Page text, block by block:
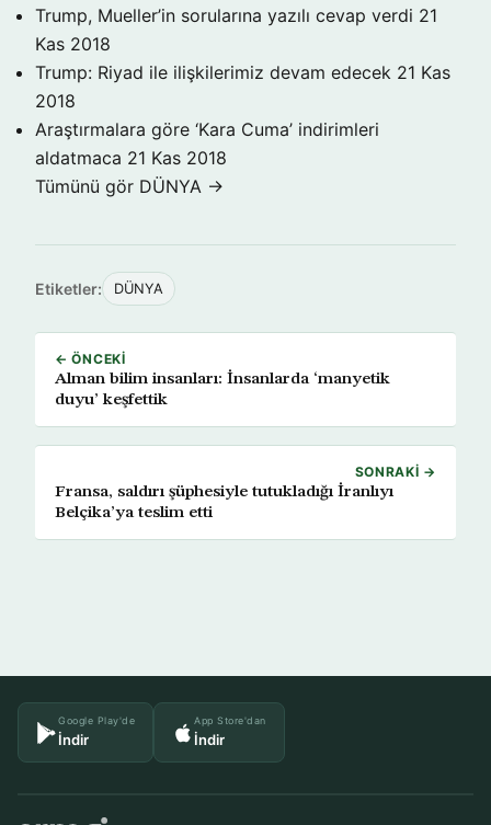
Trump, Mueller’in sorularına yazılı cevap verdi 21
Kas 2018
Trump: Riyad ile ilişkilerimiz devam edecek 21 Kas
2018
Araştırmalara göre ‘Kara Cuma’ indirimleri
aldatmaca 21 Kas 2018
Tümünü gör DÜNYA →
Etiketler: DÜNYA
← ÖNCEKI
Alman bilim insanları: İnsanlarda ‘manyetik
duyu’ keşfettik
SONRAKI →
Fransa, saldırı şüphesiyle tutukladığı İranlıyı
Belçika’ya teslim etti
Google Play'de
İndir
App Store'dan
İndir